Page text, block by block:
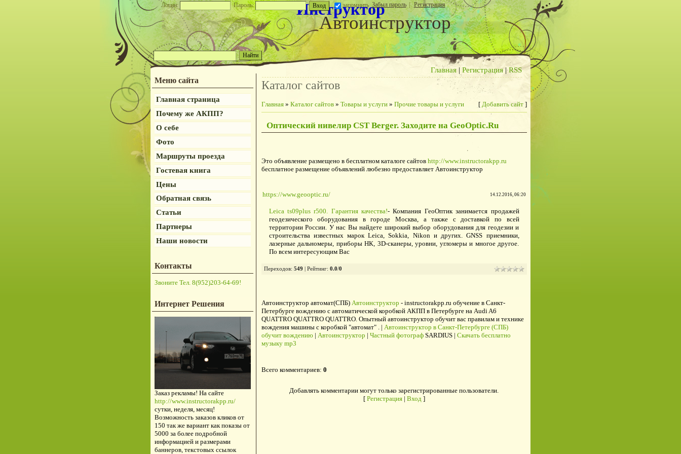
Логин: Пароль: запомнить Забыл пароль | Регистрация
Автоинструктор
Инструктор
Главная| Регистрация|RSS
Меню сайта
Главная страница
Почему же АКПП?
О себе
Фото
Маршруты проезда
Гостевая книга
Цены
Обратная связь
Статьи
Партнеры
Наши новости
Контакты
Звоните Тел. 8(952)203-64-69!
Интернет Решения
Заказ рекламы! На сайте
http://www.instructorakpp.ru/
сутки, неделя, месяц!
Возможность заказов кликов от
150 так же вариант как показы от
5000 за более подробной
информацией и размерами
баннеров, текстовых ссылок
Каталог сайтов
Главная» Каталог сайтов» Товары и услуги» Прочие товары и услуги [ Добавить сайт]
Оптический нивелир CST Berger. Заходите на GeoOptic.Ru
Это объявление размещено в бесплатном каталоге сайтов http://www.instructorakpp.ru
бесплатное размещение объявлений любезно предоставляет Автоинструктор
https://www.geooptic.ru/ 14.12.2016, 06:20
Leica ts09plus r500. Гарантия качества!- Компания ГеоОптик занимается продажей
геодезического оборудования в городе Москва, а также с доставкой по всей
территории России. У нас Вы найдете широкий выбор оборудования для геодезии и
строительства известных марок Leica, Sokkia, Nikon и других. GNSS приемники,
лазерные дальномеры, приборы НК, 3D-сканеры, уровни, угломеры и многое другое.
По всем интересующим Вас
Переходов: 549 Рейтинг: 0.0/0
Автоинструктор автомат(СПБ) Автоинструктор - instructorakpp.ru обучение в Санкт-
Петербурге вождению с автоматической коробкой АКПП в Петербурге на Audi A6
QUATTRO QUATTRO QUATTRO. Опытный автоинструктор обучит вас правилам и технике
вождения машины с коробкой "автомат" . | Автоинструктор в Санкт-Петербурге (СПБ)
обучит вождению| Автоинструктор | Частный фотографSARDIUS | Скачать бесплатно
музыку mp3
Всего комментариев: 0
Добавлять комментарии могут только зарегистрированные пользователи.
[ Регистрация| Вход]